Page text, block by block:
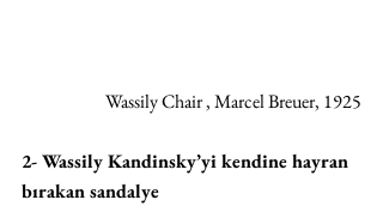
Wassily Chair , Marcel Breuer, 1925
2- Wassily Kandinsky’yi kendine hayran
bırakan sandalye